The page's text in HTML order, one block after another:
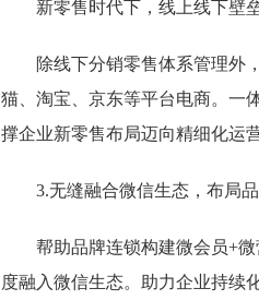
新零售时代下，线上线下壁
除线下分销零售体系管理外
猫、淘宝、京东等平台电商。一
撑企业新零售布局迈向精细化运
3.无缝融合微信生态，布局
帮助品牌连锁构建微会员+
度融入微信生态。助力企业持续